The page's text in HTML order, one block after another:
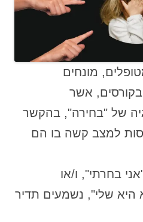
מונחים
אשר
של "בחירה", בהקשר
למצב קשה בו הם
בחרתי", ו/או
היא שלי", נשמעים תדיר